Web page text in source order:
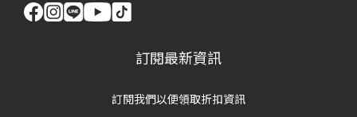
訂閱最新資訊
訂閱我們以便領取折扣資訊